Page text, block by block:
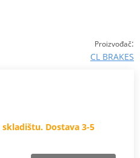
Proizvođač:
CL BRAKES
Dostava 3-5